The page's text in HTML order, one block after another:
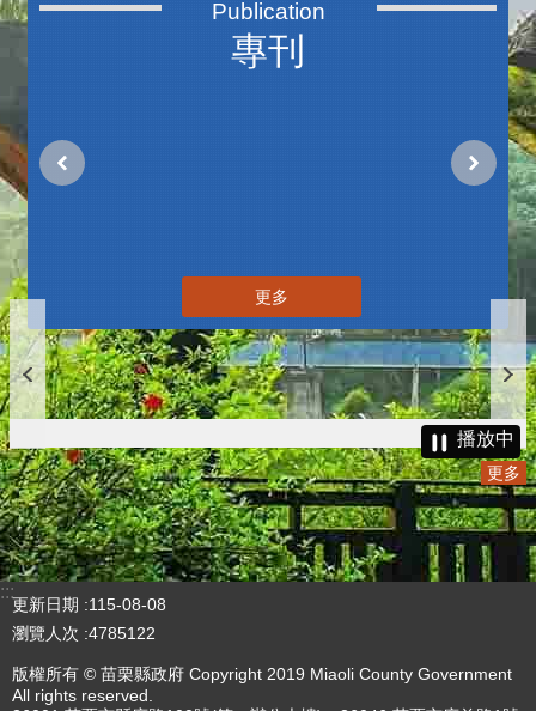
專刊
更多
播放中
更多
:::
更新日期
115-08-08
瀏覽人次 4785122
版權所有 © 苗栗縣政府 Copyright 2019 Miaoli County Government
All rights reserved.